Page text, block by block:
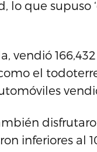
lo que supuso
vendió
el
inferiores al